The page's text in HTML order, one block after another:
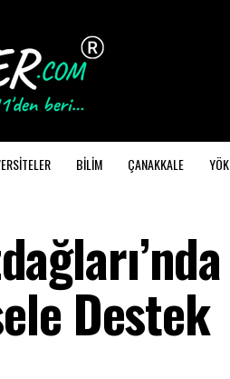
BİLİM ÇANAKKALE YÖK
Destek